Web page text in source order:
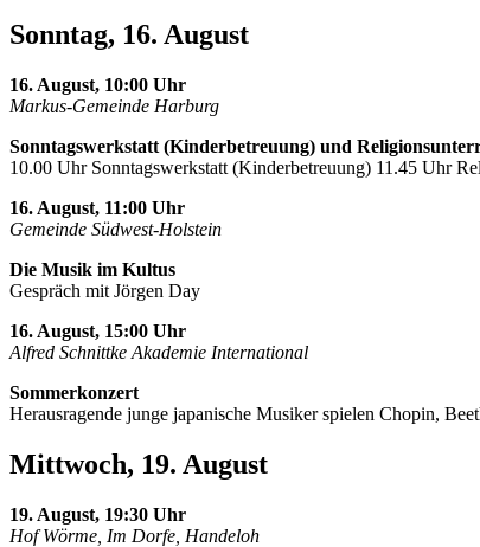
Sonntag, 16. August
16. August, 10:00 Uhr
Markus-Gemeinde Harburg
Sonntagswerkstatt (Kinderbetreuung) und
10.00 Uhr Sonntagswerkstatt (Kinderbetreuung) 11.45 Uhr
16. August, 11:00 Uhr
Gemeinde Südwest-Holstein
Die Musik im Kultus
Gespräch mit Jörgen Day
16. August, 15:00 Uhr
Alfred Schnittke Akademie International
Sommerkonzert
Herausragende junge japanische Musiker spielen Chopin,
Mittwoch, 19. August
19. August, 19:30 Uhr
Hof Wörme, Im Dorfe, Handeloh